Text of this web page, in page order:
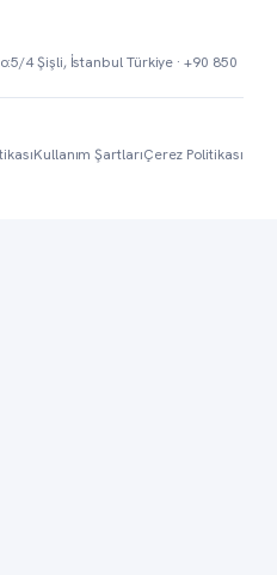
4 Şişli, İstanbul Türkiye ·+90 850
Kullanım ŞartlarıÇerez Politikası